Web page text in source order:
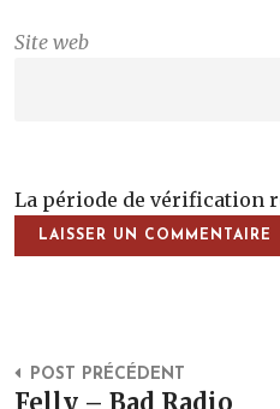
Site web
La période de vérification
Post
POST PRÉCÉDENT
Felly – Bad Radio